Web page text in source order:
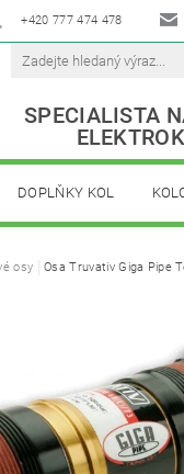
+420 777 474 478
SPECIALISTA
DOPLŇKY KOL
osy Osa Truvativ Giga Pipe